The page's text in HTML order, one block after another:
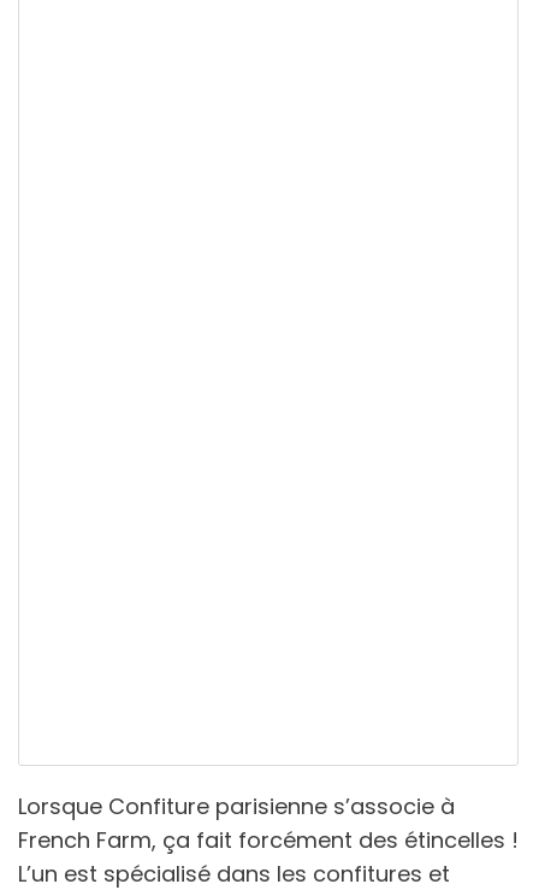
Lorsque Confiture parisienne s’associe à
French Farm, ça fait forcément des étincelles !
L’un est spécialisé dans les confitures et